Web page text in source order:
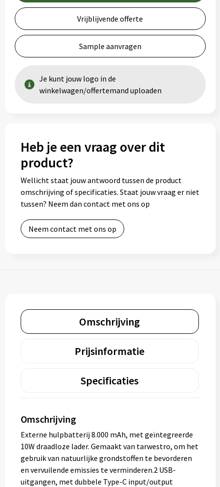
Vrijblijvende offerte
Sample aanvragen
Je kunt jouw logo in de
winkelwagen/offertemand uploaden
Heb je een vraag over dit
product?
Wellicht staat jouw antwoord tussen de product
omschrijving of specificaties. Staat jouw vraag er niet
tussen? Neem dan contact met ons op
Neem contact met ons op
Omschrijving
Prijsinformatie
Specificaties
Omschrijving
Externe hulpbatterij 8.000 mAh, met geïntegreerde
10W draadloze lader. Gemaakt van tarwestro, om het
gebruik van natuurlijke grondstoffen te bevorderen
en vervuilende emissies te verminderen.2 USB-
uitgangen, met dubbele Type-C input/output